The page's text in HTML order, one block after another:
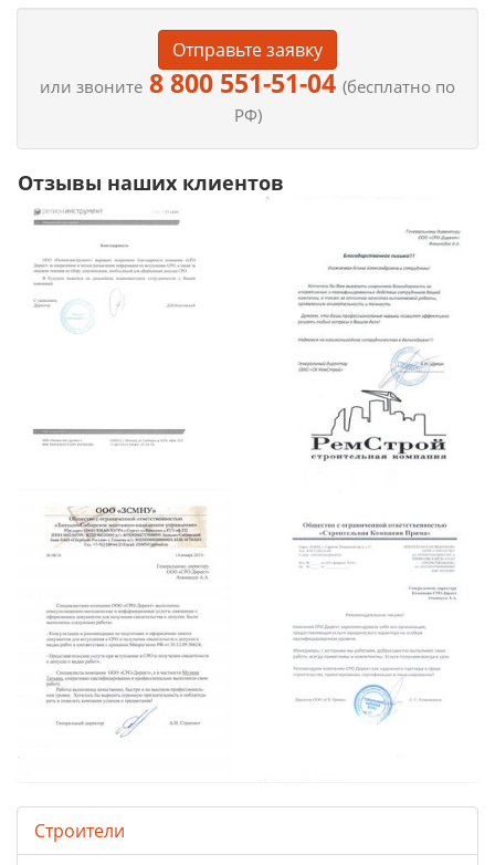
Отправьте заявку
или звоните 8 800 551-51-04 (бесплатно по
РФ)
Отзывы наших клиентов
Строители